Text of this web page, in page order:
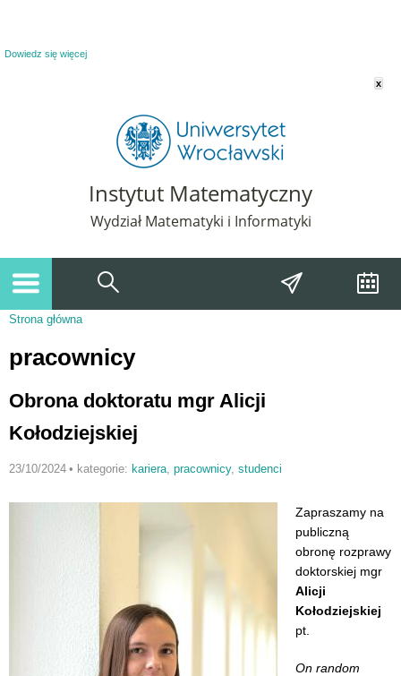
Dowiedz się więcej
x
Instytut Matematyczny
Wydział Matematyki i Informatyki
Strona główna
pracownicy
Obrona doktoratu mgr Alicji
Kołodziejskiej
23/10/2024 • kategorie: kariera, pracownicy, studenci
Zapraszamy na
publiczną
obronę rozprawy
doktorskiej mgr
Alicji
Kołodziejskiej
pt.
On random